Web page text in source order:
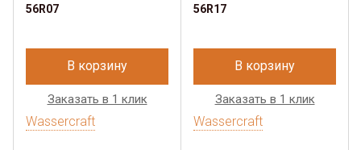
56R07
В корзину
Заказать в 1 клик
Wassercraft
56R17
В корзину
Заказать в 1 клик
Wassercraft